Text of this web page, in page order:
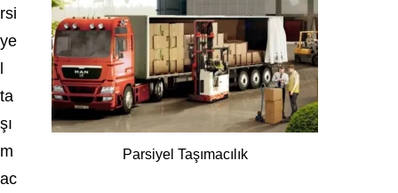
Parsiyel Taşımacılık
rsi
ye
ta
şı
m
ac